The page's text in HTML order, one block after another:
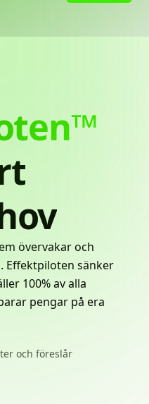
övervakar och
Effektpiloten sänker
100% av alla
pengar på era
och föreslår